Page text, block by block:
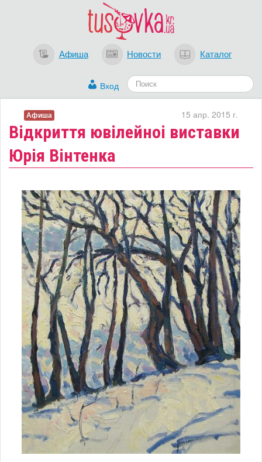
Афиша Новости Каталог
Вход
Відкриття ювілейноі виставки
Юрія Вінтенка
15 апр. 2015 г.
Афиша